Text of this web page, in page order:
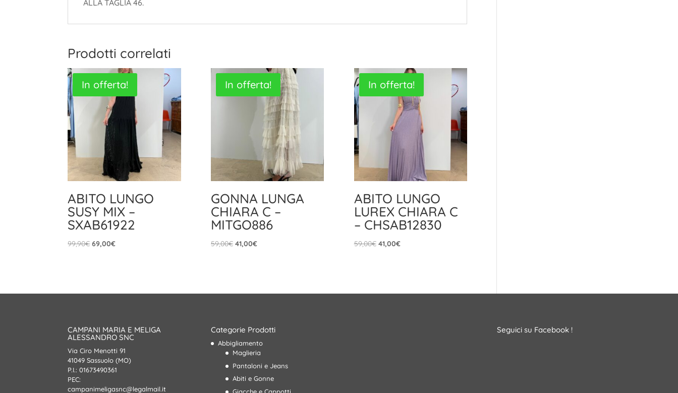
ALLA TAGLIA 46.
Prodotti correlati
In offerta!
ABITO LUNGO
SUSY MIX –
SXAB61922
99,90€Il
69,00€Il
In offerta!
GONNA LUNGA
CHIARA C –
MITGO886
59,00€ Il
41,00€Il
In offerta!
ABITO LUNGO
LUREX CHIARA C
– CHSAB12830
59,00€ Il
41,00€Il
CAMPANI MARIA E MELIGA
ALESSANDRO SNC
Via Ciro Menotti 91
41049 Sassuolo (MO)
P.I.: 01673490361
PEC:
campanimeligasnc@legalmail.it
Categorie Prodotti
Abbigliamento
Maglieria
Pantaloni e Jeans
Abiti e Gonne
Seguici su Facebook !